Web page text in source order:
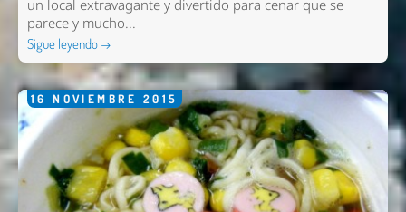
un local extravagante y divertido para cenar que se
parece y mucho...
Sigue leyendo →
16 NOVIEMBRE 2015